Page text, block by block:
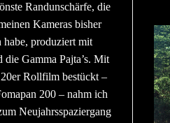
Randunschärfe, die
Kameras bisher
habe, produziert mit
die Gamma Pajta’s. Mit
Rollfilm bestückt –
200 – nahm ich
Neujahrsspaziergang